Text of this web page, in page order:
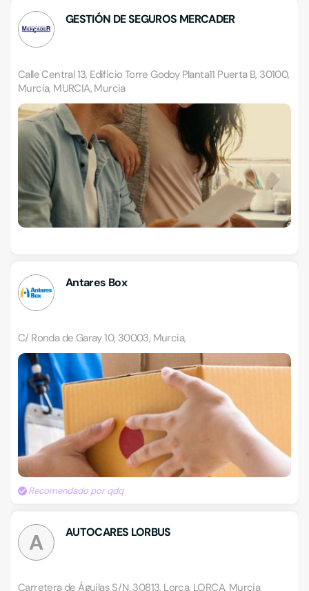
GESTIÓN DE SEGUROS MERCADER
Calle Central 13, Edificio Torre Godoy Planta11 Puerta B, 30100,
Murcia, MURCIA, Murcia
Antares Box
C/ Ronda de Garay 10, 30003, Murcia,
Recomendado por qdq
A AUTOCARES LORBUS
Carretera de Águilas S/N, 30813, Lorca, LORCA, Murcia